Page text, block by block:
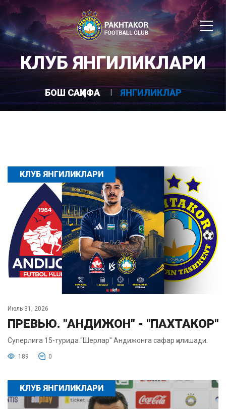
КЛУБ ЯНГИЛИКЛАРИ
БОШ САҲИФА ЯНГИЛИКЛАР
КЛУБ ЯНГИЛИКЛАРИ
Июль 31, 2026
ПРЕВЬЮ. "АНДИЖОН" - "ПАХТАКОР"
Суперлига 15-турида "Шерлар" Андижонга сафар қилишади.
189 0
КЛУБ ЯНГИЛИКЛАРИ